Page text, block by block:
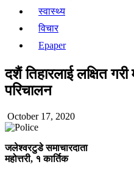
स्वास्थ्य
विचार
Epaper
दशैं तिहारलाई लक्षित गरी
परिचालन
October 17, 2020
जलेश्वरटुडे समाचारदाता
महोत्तरी, १ कार्तिक